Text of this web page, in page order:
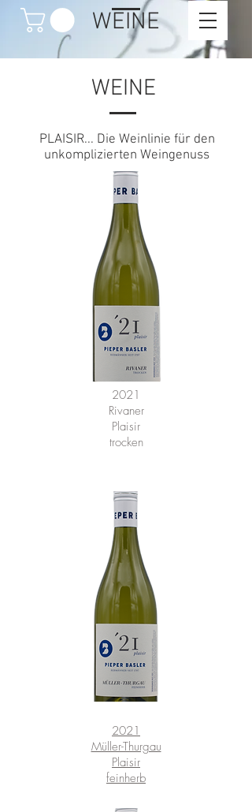
WEINE
WEINE
PLAISIR... Die Weinlinie für den
unkomplizierten Weingenuss
2021
Rivaner
Plaisir
trocken
2021
Müller-Thurgau
Plaisir
feinherb